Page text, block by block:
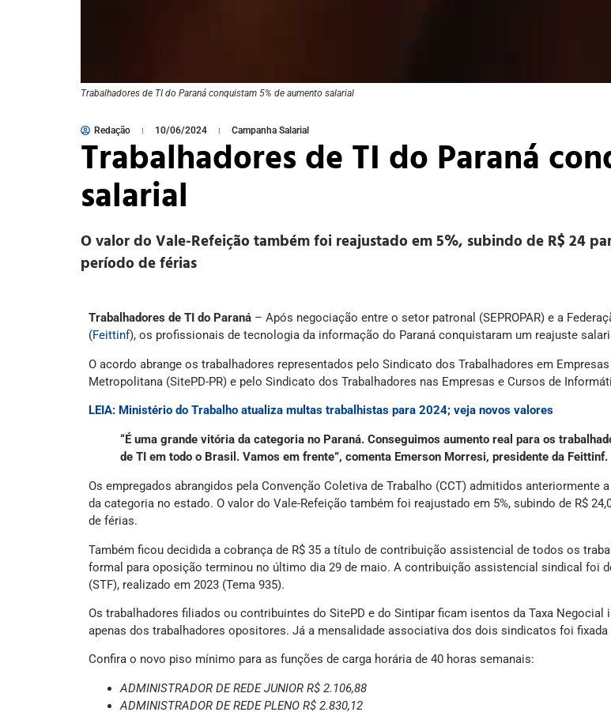
Trabalhadores de TI do Paraná conquistam 5% de aumento salarial
Redação 10/06/2024 Campanha Salarial
Trabalhadores de TI do Paraná
salarial
O valor do Vale-Refeição também foi reajustado em 5%, subindo de R$ 24
período de férias
Trabalhadores de TI do Paraná – Após negociação entre o setor patronal (SEPROPAR) e a
(Feittinf), os profissionais de tecnologia da informação do Paraná conquistaram um reajuste
O acordo abrange os trabalhadores representados pelo Sindicato dos Trabalhadores em
Metropolitana (SitePD-PR) e pelo Sindicato dos Trabalhadores nas Empresas e Cursos de
LEIA: Ministério do Trabalho atualiza multas trabalhistas para 2024; veja novos valores
“É uma grande vitória da categoria no Paraná. Conseguimos aumento real para os
de TI em todo o Brasil. Vamos em frente”, comenta Emerson Morresi, presidente da Feittinf.
Os empregados abrangidos pela Convenção Coletiva de Trabalho (CCT) admitidos anteriormente
da categoria no estado. O valor do Vale-Refeição também foi reajustado em 5%, subindo de R$
de férias.
Também ficou decidida a cobrança de R$ 35 a título de contribuição assistencial de todos os
formal para oposição terminou no último dia 29 de maio. A contribuição assistencial sindical foi
(STF), realizado em 2023 (Tema 935).
Os trabalhadores filiados ou contribuintes do SitePD e do Sintipar ficam isentos da Taxa Negocial
apenas dos trabalhadores opositores. Já a mensalidade associativa dos dois sindicatos foi fixada
Confira o novo piso mínimo para as funções de carga horária de 40 horas semanais:
ADMINISTRADOR DE REDE JUNIOR R$ 2.106,88
ADMINISTRADOR DE REDE PLENO R$ 2.830,12